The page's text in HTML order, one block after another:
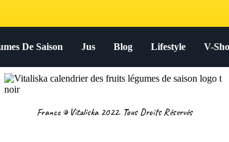
De Saison Jus Blog Lifestyle V-
France © Vitaliska 2022. Tous Droits Réservés